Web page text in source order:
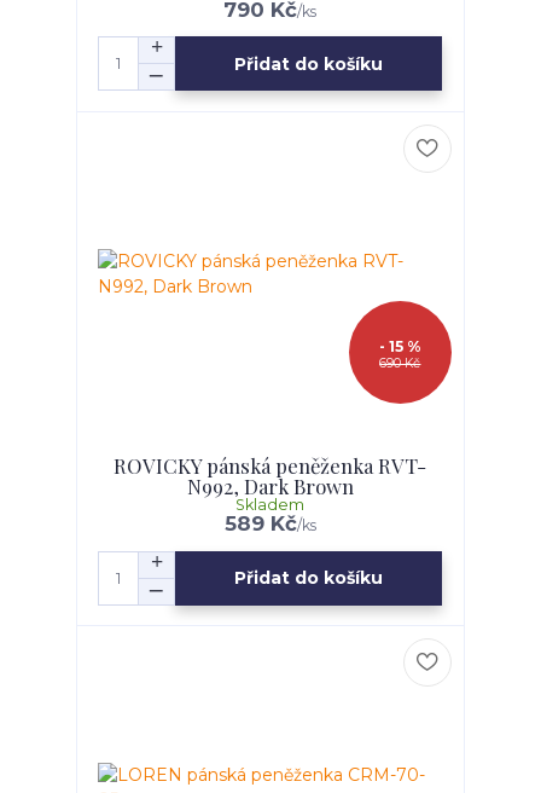
790 Kč/ks
Přidat do košíku
690 Kč
- 15 %
ROVICKY pánská peněženka RVT-
N992, Dark Brown
589 Kč/ks
Skladem
Přidat do košíku